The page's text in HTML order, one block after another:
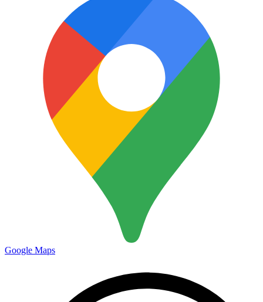
Google Maps